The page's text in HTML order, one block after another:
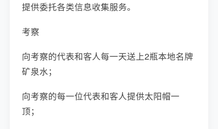
提供委托各类信息收集服务。
考察
向考察的代表和客人每一天送上2瓶本地名牌
矿泉水；
向考察的每一位代表和客人提供太阳帽一
顶；